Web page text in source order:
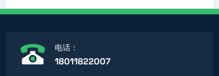
电话：
18011822007